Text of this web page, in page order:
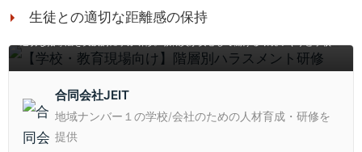
生徒との適切な距離感の保持
【学校・教育現場向け】階層別ハラスメント研修
信頼維持に役立ちます。
合同会社JEIT
地域ナンバー１の学校/会社のための人材育成・研修を
提供